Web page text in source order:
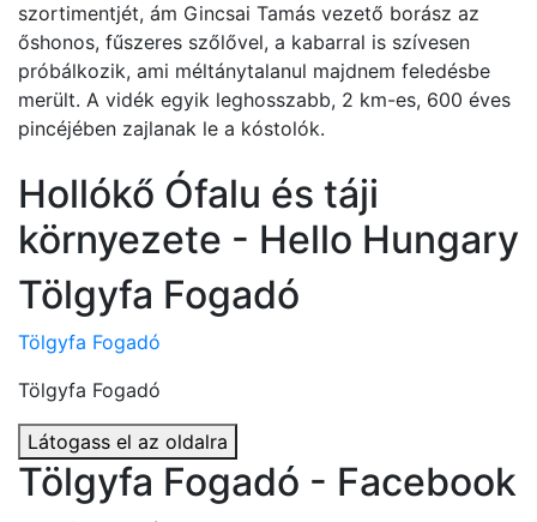
szortimentjét, ám Gincsai Tamás vezető borász az
őshonos, fűszeres szőlővel, a kabarral is szívesen
próbálkozik, ami méltánytalanul majdnem feledésbe
merült. A vidék egyik leghosszabb, 2 km-es, 600 éves
pincéjében zajlanak le a kóstolók.
Hollókő Ófalu és táji
környezete - Hello Hungary
Tölgyfa Fogadó
Tölgyfa Fogadó
Tölgyfa Fogadó
Látogass el az oldalra
Tölgyfa Fogadó - Facebook